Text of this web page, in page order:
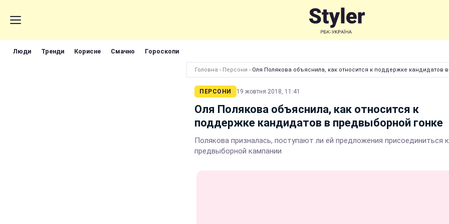
Люди Тренди Корисне Смачно Гороскопи
Головна › Персони › Оля Полякова объяснила, как относится к поддержке кандидатов
ПЕРСОНИ 19 жовтня 2018, 11:41
Оля Полякова объяснила, как относится к
поддержке кандидатов в предвыборной гонке
Полякова призналась, поступают ли ей предложения присоединиться к
предвыборной кампании